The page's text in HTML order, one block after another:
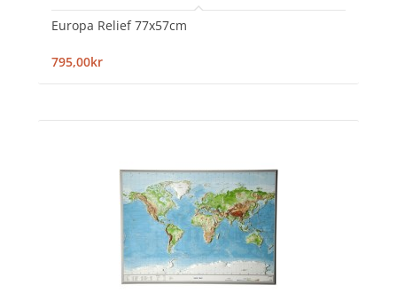
Europa Relief 77x57cm
795,00kr